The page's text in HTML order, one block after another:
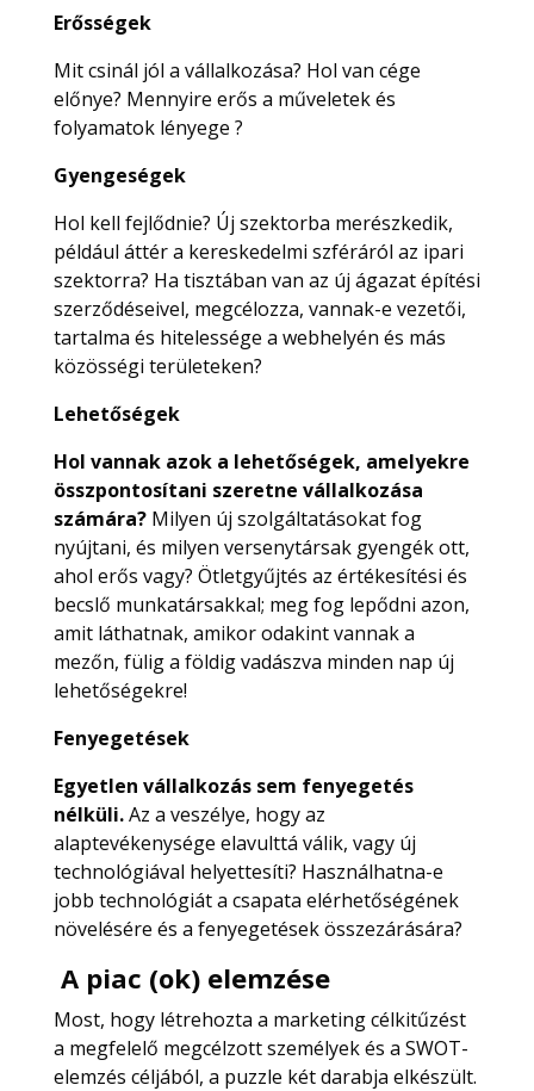
Erősségek
Mit csinál jól a vállalkozása? Hol van cége
előnye? Mennyire erős a műveletek és
folyamatok lényege ?
Gyengeségek
Hol kell fejlődnie? Új szektorba merészkedik,
például áttér a kereskedelmi szféráról az ipari
szektorra? Ha tisztában van az új ágazat építési
szerződéseivel, megcélozza, vannak-e vezetői,
tartalma és hitelessége a webhelyén és más
közösségi területeken?
Lehetőségek
Hol vannak azok a lehetőségek, amelyekre
összpontosítani szeretne vállalkozása
számára?Milyen új szolgáltatásokat fog
nyújtani, és milyen versenytársak gyengék ott,
ahol erős vagy? Ötletgyűjtés az értékesítési és
becslő munkatársakkal; meg fog lepődni azon,
amit láthatnak, amikor odakint vannak a
mezőn, fülig a földig vadászva minden nap új
lehetőségekre!
Fenyegetések
Egyetlen vállalkozás sem fenyegetés
nélküli.Az a veszélye, hogy az
alaptevékenysége elavulttá válik, vagy új
technológiával helyettesíti? Használhatna-e
jobb technológiát a csapata elérhetőségének
növelésére és a fenyegetések összezárására?
A piac (ok) elemzése
Most, hogy létrehozta a marketing célkitűzést
a megfelelő megcélzott személyek és a SWOT-
elemzés céljából, a puzzle két darabja elkészült.